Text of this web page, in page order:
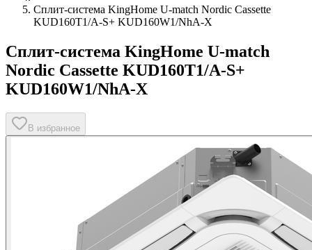
Сплит-система KingHome U-match Nordic Cassette
KUD160T1/A-S+ KUD160W1/NhA-X
Сплит-система KingHome U-match
Nordic Cassette KUD160T1/A-S+
KUD160W1/NhA-X
В избранное